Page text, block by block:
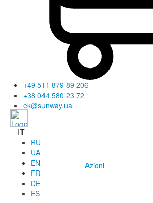
+49 511 879 89 206
+38 044 580 23 72
ek@sunway.ua
IT
RU
UA
EN
FR
DE
ES
Azioni